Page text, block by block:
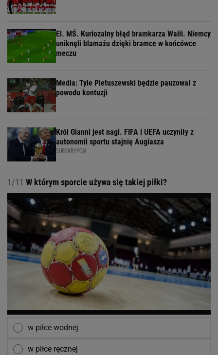
El. MŚ. Kuriozalny błąd bramkarza Walii. Niemcy
uniknęli blamażu dzięki bramce w końcówce
meczu
Media: Tyle Pietuszewski będzie pauzował z
powodu kontuzji
Król Gianni jest nagi. FIFA i UEFA uczyniły z
autonomii sportu stajnię Augiasza
SUBSKRYPCJA
1/11 W którym sporcie używa się takiej piłki?
w piłce wodnej
w piłce ręcznej